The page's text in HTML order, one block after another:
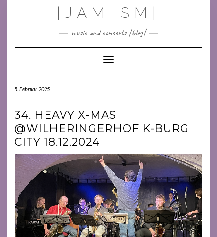
|JAM-SM|
music and concerts |blog|
Toggle Navigation
5. Februar 2025
34. HEAVY X-MAS
@WILHERINGERHOF K-BURG
CITY 18.12.2024